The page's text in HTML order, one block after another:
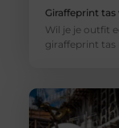
Giraffeprint
Wil je je outfit
giraffeprint tas